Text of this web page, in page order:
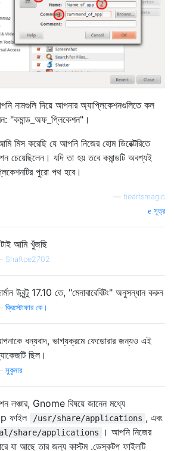
নামগুলি দিয়ে আপনার অ্যাপ্লিকেশনগুলিতে কল
"কমান্ড_অফ_প্লিকেশন"।
মিস করেছি যে আপনি নিজের হোম ডিরেক্টরিতে
চেয়েছিলেন। যদি তা হয় তবে কমান্ডটি অবশ্যই
পুরো পথ হবে।
heartsmagic
সূত্র
আমি খুঁজছি
Shaftoe2702
উবুন্টু 17.10 তে, "মেনাবারেবিটং" অনুসন্ধান করুন
ক্রিস্টোফার কে।
ধন্যবাদ, ভাগ্যক্রমে ফেডোরার জন্যও এই
ছিল।
সুকুমার
লঞ্চার, Gnome বিষয়ে জানেন মধ্যে
ফাইল
/usr/share/applications , এবং
share/applications
। আপনি নিজের
যা আছে তার জন্য কাস্টম .ডেস্কটপ ফাইলটি